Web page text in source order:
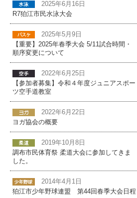
2025年6月16日
R7狛江市民水泳大会
2025年5月9日
【重要】2025年春季大会 5/11試合時間・
順序変更について
2022年6月25日
【参加者募集】令和４年度ジュニアスポー
ツ空手道教室
2022年6月22日
ヨガ協会の概要
2019年10月8日
調布市民体育祭 柔道大会に参加してきま
した。
2014年4月1日
狛江市少年野球連盟 第44回春季大会日程